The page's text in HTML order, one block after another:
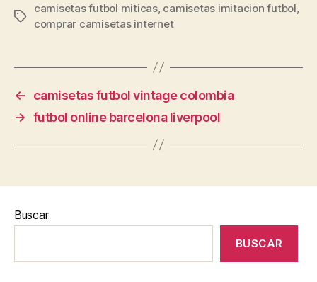
Etiquetas
camisetas futbol miticas, camisetas imitacion futbol
comprar camisetas internet
←
camisetas futbol vintage colombia
→ futbol online barcelona liverpool
Buscar
BUSCAR